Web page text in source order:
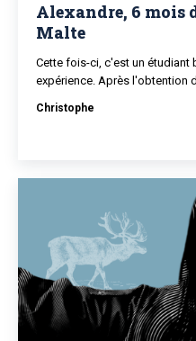
Alexandre, 6 mois
Malte
Cette fois-ci, c'est un étudiant
expérience. Après l'obtention
Christophe